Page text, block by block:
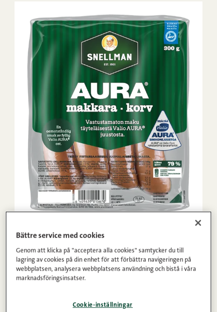
Bättre service med cookies
Genom att klicka på "acceptera alla cookies" samtycker du till
lagring av cookies på din enhet för att förbättra navigeringen på
webbplatsen, analysera webbplatsens användning och bistå i våra
marknadsföringsinsatser.
Cookie-inställningar